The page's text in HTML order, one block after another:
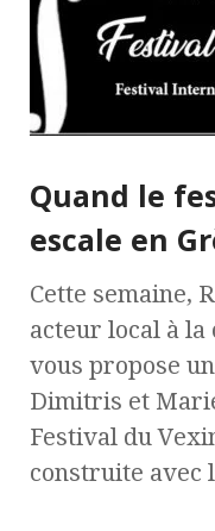
Quand le
escale en
Cette semaine,
acteur local à
vous propose
Dimitris et
Festival du
construite avec